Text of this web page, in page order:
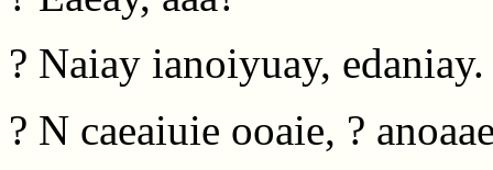
? Naiay ianoiyuay, edaniay.
? N caeaiuie ooaie, ?